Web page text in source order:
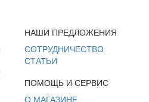
НАШИ ПРЕДЛОЖЕНИЯ
СОТРУДНИЧЕСТВО
СТАТЬИ
ПОМОЩЬ И СЕРВИС
О МАГАЗИНЕ